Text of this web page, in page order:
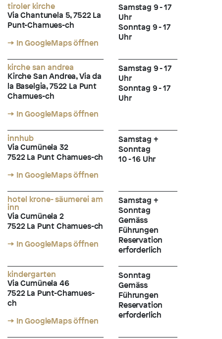
tiroler kirche
Via Chantunela 5, 7522 La
Punt-Chamues-ch
→ In GoogleMaps öffnen
Samstag 9 - 17
Uhr
Sonntag 9 - 17
Uhr
kirche san andrea
Kirche San Andrea, Via da
la Baselgia, 7522 La Punt
Chamues-ch
→ In GoogleMaps öffnen
Samstag 9 - 17
Uhr
Sonntag 9 - 17
Uhr
innhub
Via Cumünela 32
7522 La Punt Chamues-ch
→ In GoogleMaps öffnen
Samstag +
Sonntag
10 - 16 Uhr
hotel krone- säumerei am
inn
Via Cumünela 2
7522 La Punt Chamues-ch
→ In GoogleMaps öffnen
Samstag +
Sonntag
Gemäss
Führungen
Reservation
erforderlich
kindergarten
Via Cumünela 46
7522 La Punt-Chamues-
ch
→ In GoogleMaps öffnen
Sonntag
Gemäss
Führungen
Reservation
erforderlich